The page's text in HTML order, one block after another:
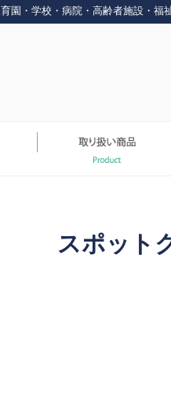
園・学校・病院・高齢者施設・
スポット